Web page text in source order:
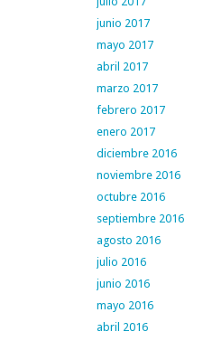
junio 2017
mayo 2017
abril 2017
marzo 2017
febrero 2017
enero 2017
diciembre 2016
noviembre 2016
octubre 2016
septiembre 2016
agosto 2016
julio 2016
junio 2016
mayo 2016
abril 2016